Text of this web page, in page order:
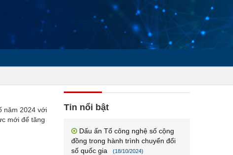
năm 2024 với
mới để tăng
Tin nổi bật
Dấu ấn Tổ công nghệ số cộng
đồng trong hành trình chuyển đổi
số quốc gia
(18/10/2024)